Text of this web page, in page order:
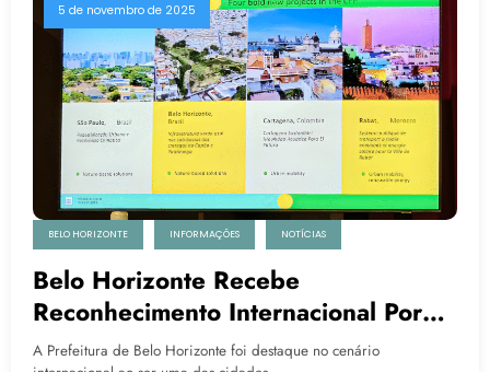
5 de novembro de 2025
BELO HORIZONTE INFORMAÇÕES NOTÍCIAS
Belo Horizonte Recebe
Reconhecimento Internacional Por
Projeto De Adaptação Climática
A Prefeitura de Belo Horizonte foi destaque no cenário